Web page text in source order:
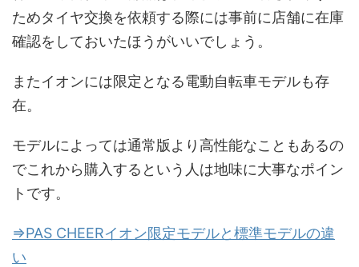
ためタイヤ交換を依頼する際には事前に店舗に在庫
確認をしておいたほうがいいでしょう。
またイオンには限定となる電動自転車モデルも存
在。
モデルによっては通常版より高性能なこともあるの
でこれから購入するという人は地味に大事なポイン
トです。
⇒PAS CHEERイオン限定モデルと標準モデルの違
い